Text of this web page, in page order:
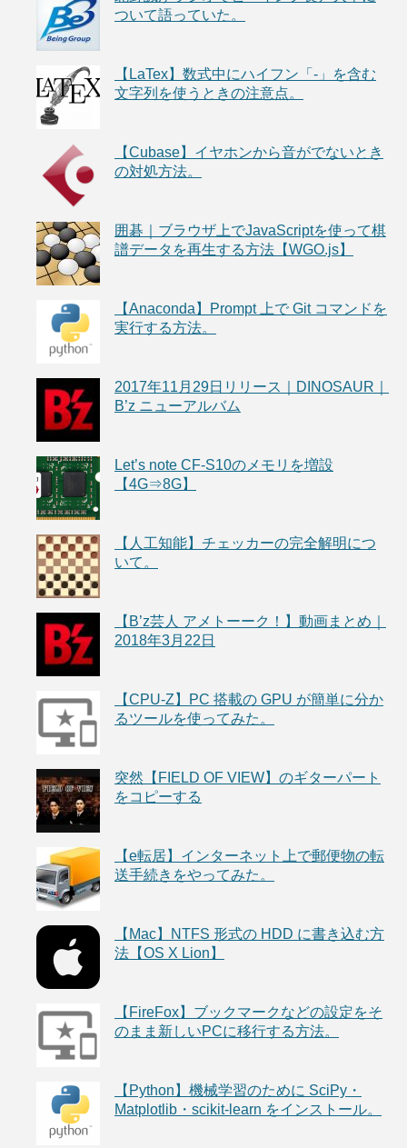
ついて語っていた。
【LaTex】数式中にハイフン「-」を含む
文字列を使うときの注意点。
【Cubase】イヤホンから音がでないとき
の対処方法。
囲碁｜ブラウザ上でJavaScriptを使って棋
譜データを再生する方法【WGO.js】
【Anaconda】Prompt 上で Git コマンドを
実行する方法。
2017年11月29日リリース｜DINOSAUR｜
B’z ニューアルバム
Let’s note CF-S10のメモリを増設
【4G⇒8G】
【人工知能】チェッカーの完全解明につ
いて。
【B’z芸人 アメトーーク！】動画まとめ｜
2018年3月22日
【CPU-Z】PC 搭載の GPU が簡単に分か
るツールを使ってみた。
突然【FIELD OF VIEW】のギターパート
をコピーする
【e転居】インターネット上で郵便物の転
送手続きをやってみた。
【Mac】NTFS 形式の HDD に書き込む方
法【OS X Lion】
【FireFox】ブックマークなどの設定をそ
のまま新しいPCに移行する方法。
【Python】機械学習のために SciPy・
Matplotlib・scikit-learn をインストール。